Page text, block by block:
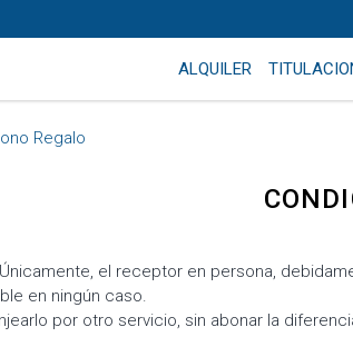
ALQUILER
Regalo
el receptor en persona,
en ningún caso.
por otro servicio, sin abonar la